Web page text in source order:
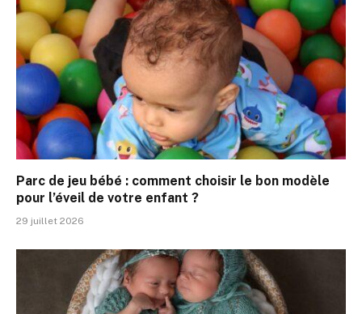
Parc de jeu bébé : comment choisir le bon modèle
pour l’éveil de votre enfant ?
29 juillet 2026